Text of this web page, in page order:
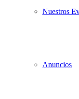
Nuestros
Anuncios